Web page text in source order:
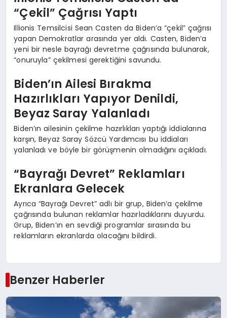
“Çekil” Çağrısı Yaptı
Illionis Temsilcisi Sean Casten da Biden’a “çekil” çağrısı
yapan Demokratlar arasında yer aldı. Casten, Biden’a
yeni bir nesle bayrağı devretme çağrısında bulunarak,
“onuruyla” çekilmesi gerektiğini savundu.
Biden’ın Ailesi Bırakma
Hazırlıkları Yapıyor Denildi,
Beyaz Saray Yalanladı
Biden’ın ailesinin çekilme hazırlıkları yaptığı iddialarına
karşın, Beyaz Saray Sözcü Yardımcısı bu iddiaları
yalanladı ve böyle bir görüşmenin olmadığını açıkladı.
“Bayrağı Devret” Reklamları
Ekranlara Gelecek
Ayrıca “Bayrağı Devret” adlı bir grup, Biden’a çekilme
çağrısında bulunan reklamlar hazırladıklarını duyurdu.
Grup, Biden’ın en sevdiği programlar sırasında bu
reklamların ekranlarda olacağını bildirdi.
Benzer Haberler